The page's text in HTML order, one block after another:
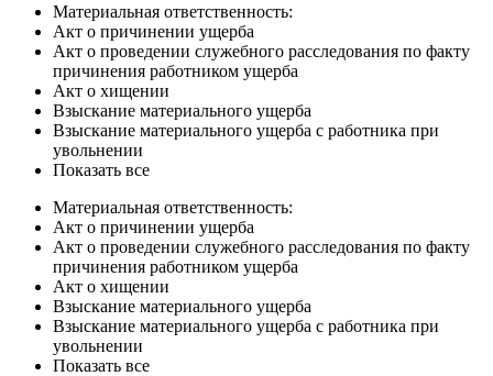
Материальная ответственность:
Акт о причинении ущерба
Акт о проведении служебного расследования по факту
причинения работником ущерба
Акт о хищении
Взыскание материального ущерба
Взыскание материального ущерба с работника при
увольнении
Показать все
Материальная ответственность:
Акт о причинении ущерба
Акт о проведении служебного расследования по факту
причинения работником ущерба
Акт о хищении
Взыскание материального ущерба
Взыскание материального ущерба с работника при
увольнении
Показать все